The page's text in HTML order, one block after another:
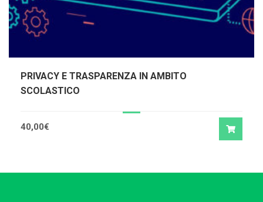
PRIVACY E TRASPARENZA IN AMBITO
SCOLASTICO
40,00€